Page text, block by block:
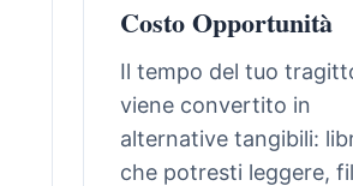
Costo Opportunità
Il tempo del tuo
viene convertito in
alternative tangibili:
che potresti leggere,